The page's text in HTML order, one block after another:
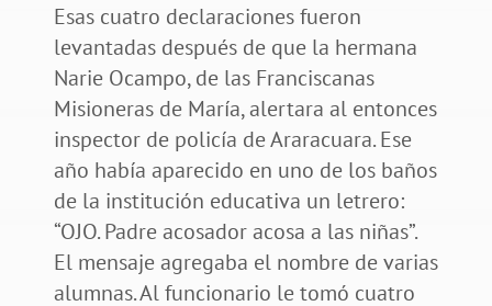
Esas cuatro declaraciones fueron
levantadas después de que la hermana
Narie Ocampo, de las Franciscanas
Misioneras de María, alertara al entonces
inspector de policía de Araracuara. Ese
año había aparecido en uno de los baños
de la institución educativa un letrero:
“OJO. Padre acosador acosa a las niñas”.
El mensaje agregaba el nombre de varias
alumnas. Al funcionario le tomó cuatro